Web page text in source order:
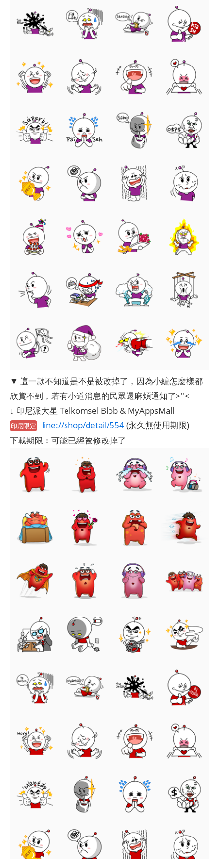
▼ 這一款不知道是不是被改掉了，因為小編怎麼樣都
欣賞不到，若有小道消息的民眾還麻煩通知了>"<
↓ 印尼派大星 Telkomsel Blob & MyAppsMall
印尼限定 line://shop/detail/554(永久無使用期限)
下載期限：可能已經被修改掉了